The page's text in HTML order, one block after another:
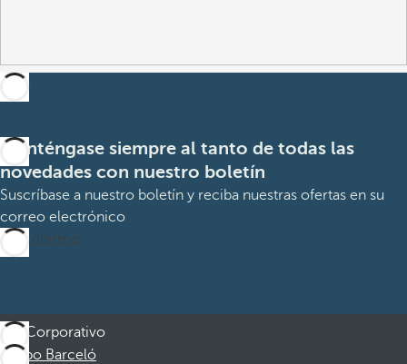
Manténgase siempre al tanto de todas las
novedades con nuestro boletín
Suscríbase a nuestro boletín y reciba nuestras ofertas en su
correo electrónico
Suscribirme
Corporativo
Grupo Barceló